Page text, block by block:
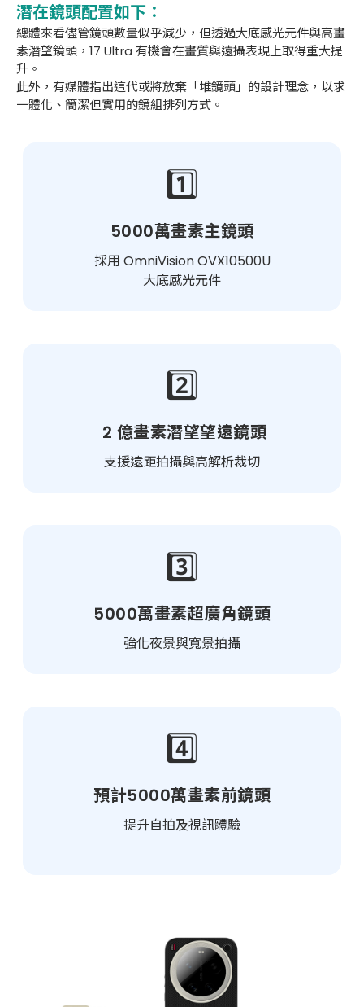
潛在鏡頭配置如下：
總體來看儘管鏡頭數量似乎減少，但透過大底感光元件與高畫
素潛望鏡頭，17 Ultra 有機會在畫質與遠攝表現上取得重大提
升。
此外，有媒體指出這代或將放棄「堆鏡頭」的設計理念，以求
一體化、簡潔但實用的鏡組排列方式。
1️⃣
5000萬畫素主鏡頭
採用 OmniVision OVX10500U
大底感光元件
2️⃣
2 億畫素潛望望遠鏡頭
支援遠距拍攝與高解析裁切
3️⃣
5000萬畫素超廣角鏡頭
強化夜景與寬景拍攝
4️⃣
預計5000萬畫素前鏡頭
提升自拍及視訊體驗